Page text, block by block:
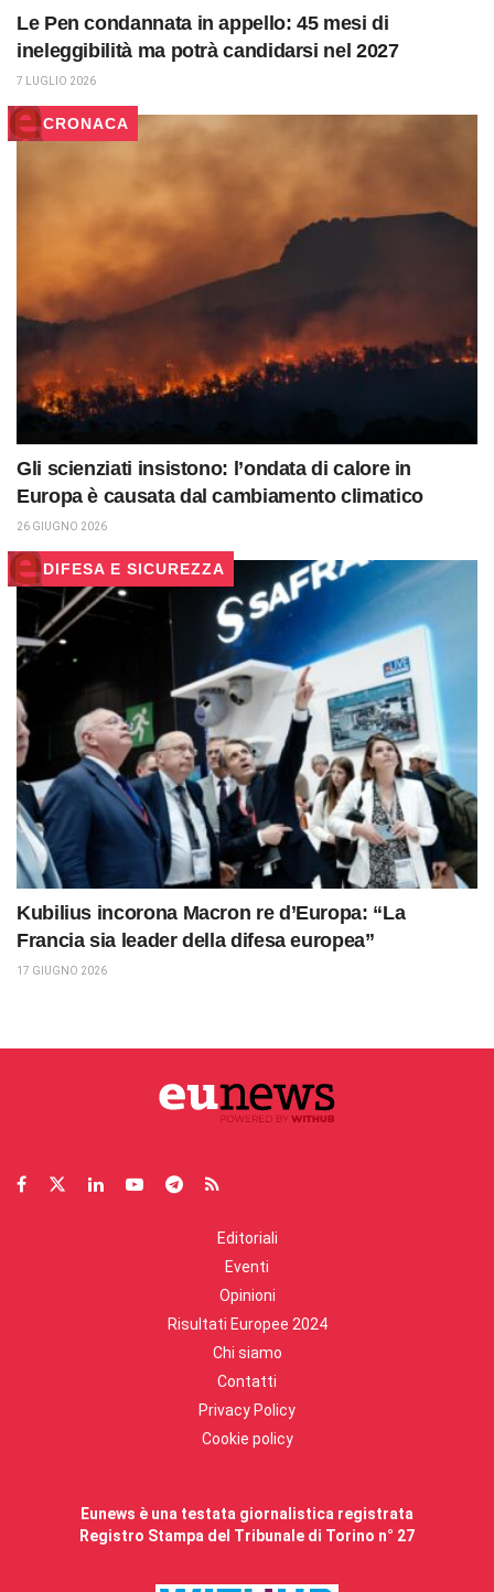
Le Pen condannata in appello: 45 mesi di
ineleggibilità ma potrà candidarsi nel 2027
7 LUGLIO 2026
CRONACA
Gli scienziati insistono: l’ondata di calore in
Europa è causata dal cambiamento climatico
26 GIUGNO 2026
DIFESA E SICUREZZA
Kubilius incorona Macron re d’Europa: “La
Francia sia leader della difesa europea”
17 GIUGNO 2026
Editoriali
Eventi
Opinioni
Risultati Europee 2024
Chi siamo
Contatti
Privacy Policy
Cookie policy
Eunews è una testata giornalistica registrata
Registro Stampa del Tribunale di Torino n° 27